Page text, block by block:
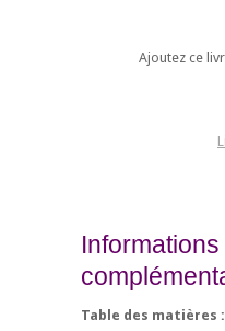
Ajoutez ce
Informations
Table des matières :